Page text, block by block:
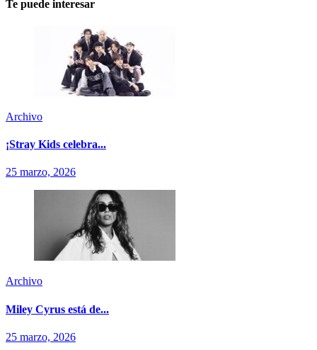
Te puede interesar
Archivo
¡Stray Kids celebra...
25 marzo, 2026
Archivo
Miley Cyrus está de...
25 marzo, 2026